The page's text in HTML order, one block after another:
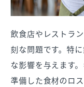
飲食店やレストラ
刻な問題です。特
な影響を与えます
準備した食材のロ